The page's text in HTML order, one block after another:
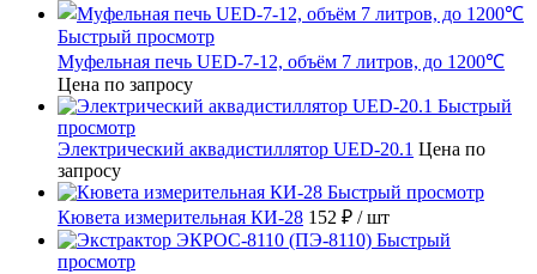
Быстрый просмотр
Муфельная печь UED-7-12, объём 7 литров, до 1200℃
Цена по запросу
Быстрый
просмотр
Электрический аквадистиллятор UED-20.1 Цена по
запросу
Быстрый просмотр
Кювета измерительная КИ-28 152 ₽ / шт
Быстрый
просмотр